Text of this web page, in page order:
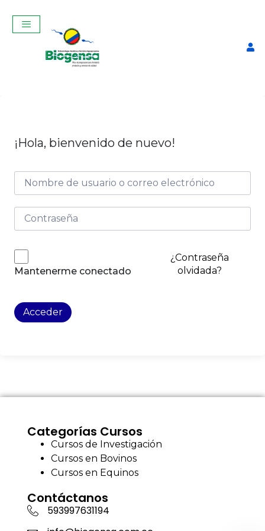
¡Hola, bienvenido de nuevo!
Mantenerme conectado
¿Contraseña
olvidada?
Acceder
Categorías Cursos
Cursos de Investigación
Cursos en Bovinos
Cursos en Equinos
Contáctanos
593997631194
Curso Teórico-Práctico De
Inseminación Artificial En
$320,00 + ADD